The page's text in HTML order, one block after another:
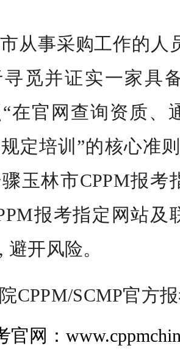
从事采购工作的人
觅并证实一家具
在官网查询资质、
定培训”的核心准
玉林市CPPM报考
报考指定网站及
开风险。
CPPM/SCMP官方
官网：